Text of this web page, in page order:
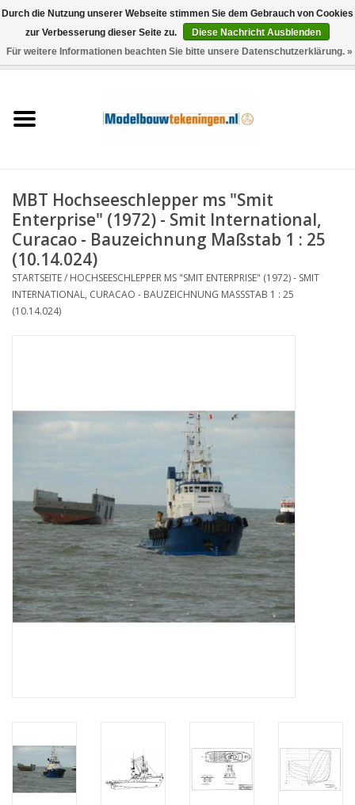
0 Artikel - €0,00
Schiffe
Holzbau
Landschaft
Maschinen
Neue Zeichnungen
ABONNEMENT DER
MODELLBAUER
Baubeschreibungen
MBT Hochseeschlepper ms "Smit
Enterprise" (1972) - Smit International,
Curacao - Bauzeichnung Maßstab 1 : 25
(10.14.024)
STARTSEITE/ HOCHSEESCHLEPPER MS "SMIT ENTERPRISE" (1972) - SMIT
INTERNATIONAL, CURACAO - BAUZEICHNUNG MASSSTAB 1 : 25 (
10.14.024)
Durch die Nutzung unserer Webseite stimmen Sie dem Gebrauch von Cookies
zur Verbesserung dieser Seite zu.
Diese Nachricht Ausblenden
Für weitere Informationen beachten Sie bitte unsere Datenschutzerklärung. »